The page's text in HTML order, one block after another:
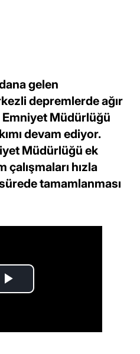
gelen
depremlerde ağır
Müdürlüğü
devam ediyor.
Müdürlüğü ek
çalışmaları hızla
sürede tamamlanması